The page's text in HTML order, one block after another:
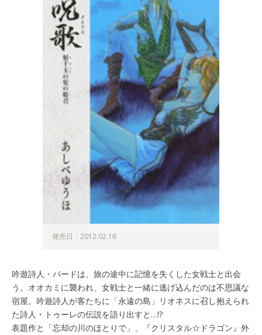
発売日：2012.02.16
吟遊詩人・バードは、旅の途中に記憶を失くした女戦士と出会
う。オオカミに襲われ、女戦士と一緒に逃げ込んだのは不思議な
宿屋。吟遊詩人が客たちに「永遠の島」リオネスに召し抱えられ
た詩人・トゥーレの伝説を語り出すと…!?
表題作と「忘却の川のほとりで」、『クリスタル☆ドラゴン』外